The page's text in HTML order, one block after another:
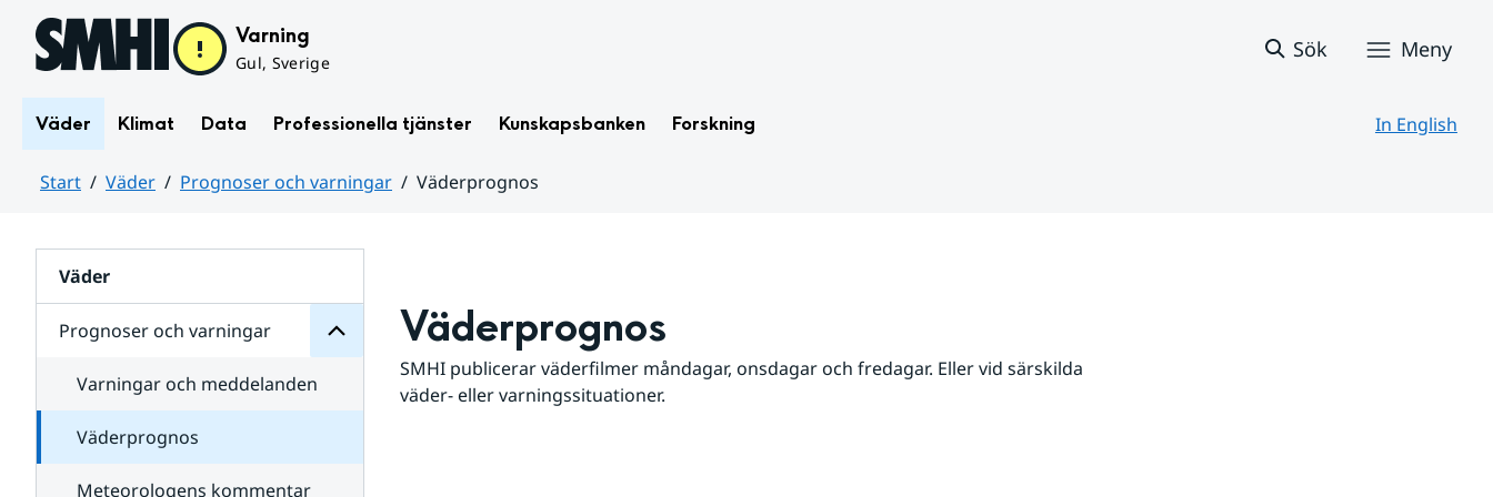
Hoppa till sidans innehåll Varning
Gul, Sverige
Sök Meny
Väder Klimat Data Professionella tjänster Kunskapsbanken Forskning In English
Start Väder Prognoser och varningar
Väderprognos
Väder
Prognoser och varningar
för
varningar
Varningar och meddelanden
Väderprognos
Meteorologens kommentar
Väderprognos
SMHI publicerar väderfilmer måndagar, onsdagar och fredagar. Eller vid särskilda
väder- eller varningssituationer.